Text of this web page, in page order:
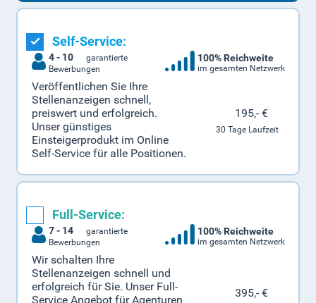
Self-Service:
4 - 10
garantierte
Bewerbungen
100% Reichweite
im gesamten Netzwerk
Veröffentlichen Sie Ihre
Stellenanzeigen schnell,
preiswert und erfolgreich.
Unser günstiges
Einsteigerprodukt im Online
Self-Service für alle Positionen.
195,- €
30 Tage Laufzeit
Full-Service:
7 - 14
garantierte
Bewerbungen
100% Reichweite
im gesamten Netzwerk
Wir schalten Ihre
Stellenanzeigen schnell und
erfolgreich für Sie. Unser Full-
Service Angebot für Agenturen
395,- €